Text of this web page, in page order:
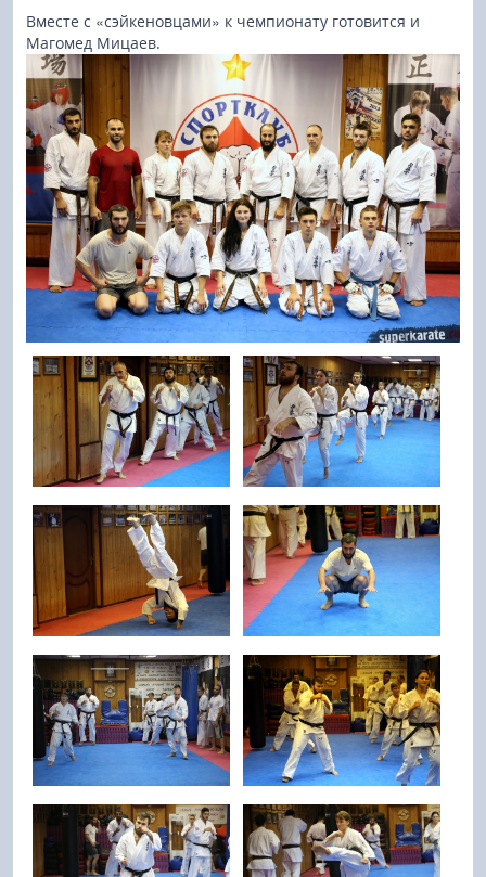
Вместе с «сэйкеновцами» к чемпионату готовится и
Магомед Мицаев.